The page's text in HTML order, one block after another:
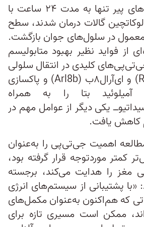
اما زمانی که نورون‌های پیر تنها به مدت ۲۴ ساعت با
گالات درمان شدند، سطح
در سلول‌های جوان بازگشت.
از فواید نظیر بهبود متابولیسم
کلیدی در انتقال سلولی
از جمله رب۷ (Rab7) و ای‌آرال۸ب (Arl8b) و پاکسازی
آمیلوئید بتا را به همراه
یکی دیگر از عوامل مهم در
کاهش یافت.
اهمیت جی‌تی‌پی‌ را به‌عنوان
کمتر موردتوجه قرار گرفته بود،
مغز را هدایت می‌کند، برجسته
«با پشتیبانی از سیستم‌های انرژی
که هم‌اکنون به‌عنوان مکمل‌های
ممکن است مسیری تازه‌ برای